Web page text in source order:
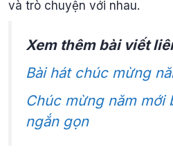
và trò chuyện với nhau.
Xem thêm bài viết
Bài hát chúc mừng
Chúc mừng năm mới
ngắn gọn